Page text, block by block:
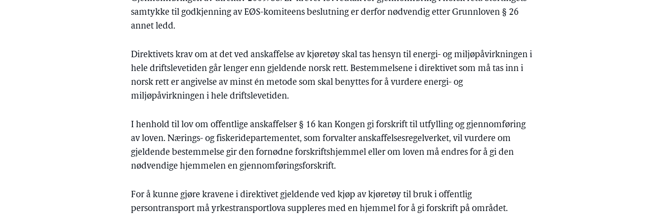
samtykke til godkjenning av EØS-komiteens beslutning er derfor nødvendig etter Grunnloven § 26
annet ledd.
Direktivets krav om at det ved anskaffelse av kjøretøy skal tas hensyn til energi- og miljøpåvirkningen i
hele driftslevetiden går lenger enn gjeldende norsk rett. Bestemmelsene i direktivet som må tas inn i
norsk rett er angivelse av minst én metode som skal benyttes for å vurdere energi- og
miljøpåvirkningen i hele driftslevetiden.
I henhold til lov om offentlige anskaffelser § 16 kan Kongen gi forskrift til utfylling og gjennomføring
av loven. Nærings- og fiskeridepartementet, som forvalter anskaffelsesregelverket, vil vurdere om
gjeldende bestemmelse gir den fornødne forskriftshjemmel eller om loven må endres for å gi den
nødvendige hjemmelen en gjennomføringsforskrift.
For å kunne gjøre kravene i direktivet gjeldende ved kjøp av kjøretøy til bruk i offentlig
persontransport må yrkestransportlova suppleres med en hjemmel for å gi forskrift på området.